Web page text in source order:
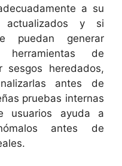
a su
y si
puedan generar
herramientas de
sesgos heredados,
antes de
pruebas internas
usuarios ayuda a
antes de